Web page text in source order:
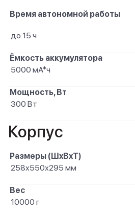
Время автономной работы
до 15 ч
Ёмкость аккумулятора
5000 мА*ч
Мощность, Вт
300 Вт
Корпус
Размеры (ШxВxТ)
258х550х295 мм
Вес
10000 г